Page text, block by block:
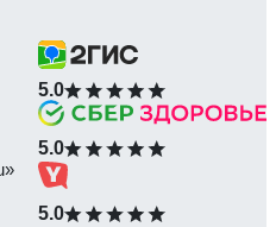
5.0
5.0
5.0